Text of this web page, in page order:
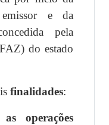
e da
pela
do estado
finalidades:
operações